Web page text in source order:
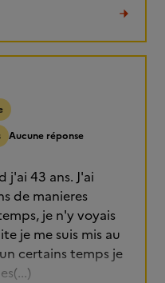
Aucune réponse
j'ai 43 ans. J'ai
de manieres
je n'y voyais
je me suis mis au
certains temps je